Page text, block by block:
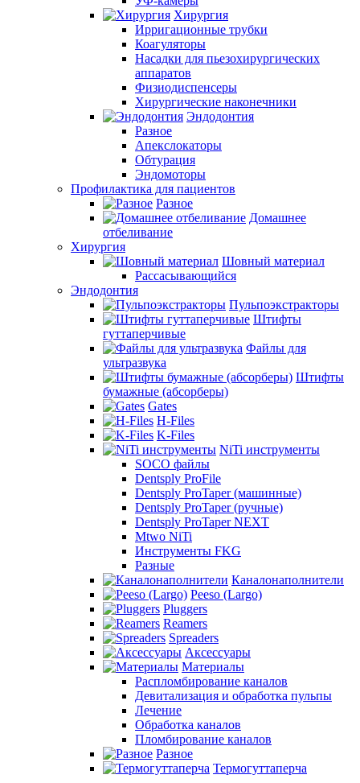
Хирургия
Ирригационные трубки
Коагуляторы
Насадки для пьезохирургических
аппаратов
Физиодиспенсеры
Хирургические наконечники
Эндодонтия
Разное
Апекслокаторы
Обтурация
Эндомоторы
Профилактика для пациентов
Разное
Домашнее
отбеливание
Хирургия
Шовный материал
Рассасывающийся
Эндодонтия
Пульпоэкстракторы
Штифты
гуттаперчивые
Файлы для
ультразвука
Штифты
бумажные (абсорберы)
Gates
H-Files
K-Files
NiTi инструменты
SOCO файлы
Dentsply ProFile
Dentsply ProTaper (машинные)
Dentsply ProTaper (ручные)
Dentsply ProTaper NEXT
Mtwo NiTi
Инструменты FKG
Разные
Каналонаполнители
Peeso (Largo)
Pluggers
Reamers
Spreaders
Аксессуары
Материалы
Распломбирование каналов
Девитализация и обработка пульпы
Лечение
Обработка каналов
Пломбирование каналов
Разное
Термогуттаперча